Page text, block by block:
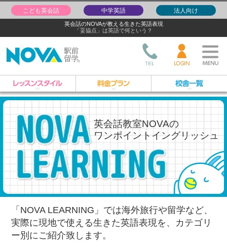
英会話のNOVAが教える生きた英語表現
「妥協点」は英語で何という？
こども英会話 中学英語 法人向け
英会話教室NOVAの
ワンポイントイングリッシュ
「NOVA LEARNING」では海外旅行や留学など、
実際に現地で使える生きた英語表現を、 カテゴリ
ー別にご紹介致します。